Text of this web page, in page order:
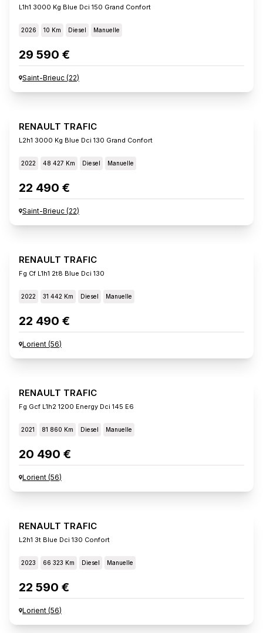
L1h1 3000 Kg Blue Dci 150 Grand Confort
2026 10 Km Diesel Manuelle
29 590 €
Saint-Brieuc (22)
RENAULT TRAFIC
L2h1 3000 Kg Blue Dci 130 Grand Confort
2022 48 427 Km Diesel Manuelle
22 490 €
Saint-Brieuc (22)
RENAULT TRAFIC
Fg Cf L1h1 2t8 Blue Dci 130
2022 31 442 Km Diesel Manuelle
22 490 €
Lorient (56)
RENAULT TRAFIC
Fg Gcf L1h2 1200 Energy Dci 145 E6
2021 81 860 Km Diesel Manuelle
20 490 €
Lorient (56)
RENAULT TRAFIC
L2h1 3t Blue Dci 130 Confort
2023 66 323 Km Diesel Manuelle
22 590 €
Lorient (56)